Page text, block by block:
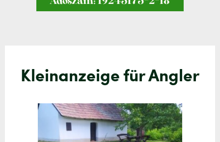
Kleinanzeige für Angler